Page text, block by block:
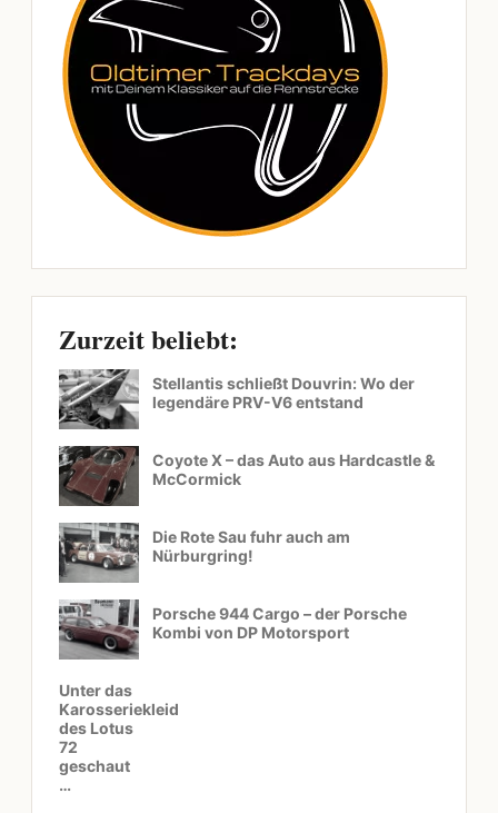
Zurzeit beliebt:
Stellantis schließt Douvrin: Wo der
legendäre PRV-V6 entstand
Coyote X – das Auto aus Hardcastle &
McCormick
Die Rote Sau fuhr auch am
Nürburgring!
Porsche 944 Cargo – der Porsche
Kombi von DP Motorsport
Unter das
Karosseriekleid
des Lotus
72
geschaut
…